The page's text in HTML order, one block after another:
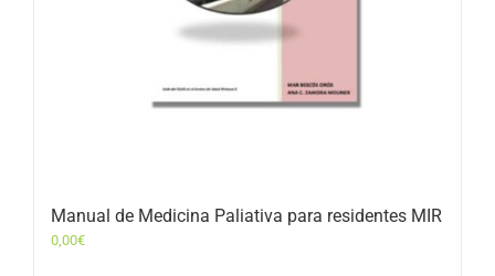
Manual de Medicina Paliativa para residentes MIR
0,00€